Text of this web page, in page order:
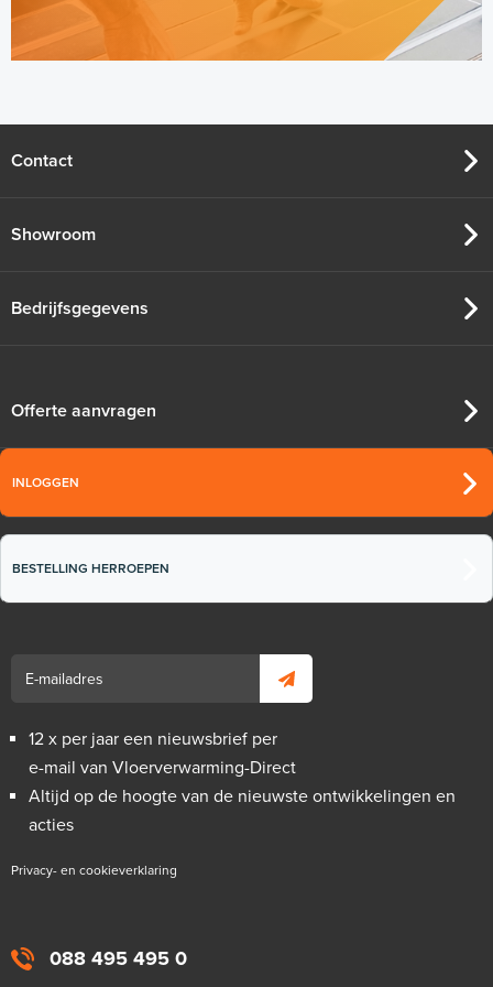
088 495 495 0
Contact
Showroom
Bedrijfsgegevens
Offerte aanvragen
INLOGGEN
BESTELLING HERROEPEN
12 x per jaar een nieuwsbrief per
e-mail van Vloerverwarming-Direct
Altijd op de hoogte van de nieuwste ontwikkelingen en
acties
Privacy- en cookieverklaring